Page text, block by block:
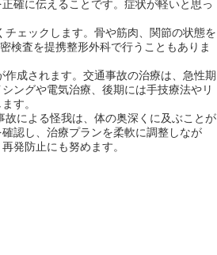
確に伝えることです。症状が軽いと思っ
ェックします。骨や筋肉、関節の状態を
検査を提携整形外科で行うこともありま
成されます。交通事故の治療は、急性期
ングや電気治療、後期には手技療法やリ
す。
による怪我は、体の奥深くに及ぶことが
認し、治療プランを柔軟に調整しなが
発防止にも努めます。